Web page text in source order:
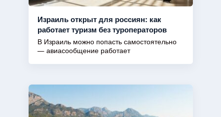
Израиль открыт для россиян: как
работает туризм без туроператоров
В Израиль можно попасть самостоятельно
— авиасообщение работает